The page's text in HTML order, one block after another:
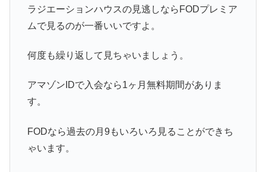
ラジエーションハウスの見逃しならFODプレミア
ムで見るのが一番いいですよ。
何度も繰り返して見ちゃいましょう。
アマゾンIDで入会なら1ヶ月無料期間がありま
す。
FODなら過去の月9もいろいろ見ることができち
ゃいます。